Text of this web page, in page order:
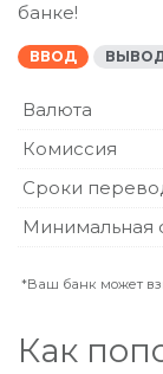
банке!
ВВОД
Валюта
Комиссия
Сроки
Минимальная
*Ваш банк может
Как